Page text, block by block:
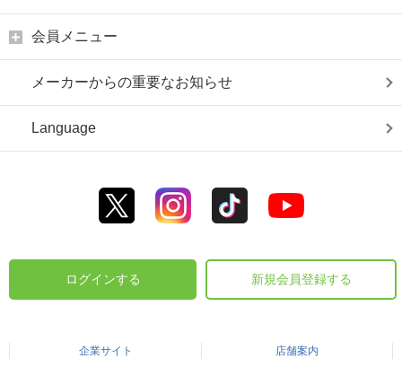
会員メニュー
メーカーからの重要なお知らせ
Language
ログインする 新規会員登録する
企業サイト 店舗案内